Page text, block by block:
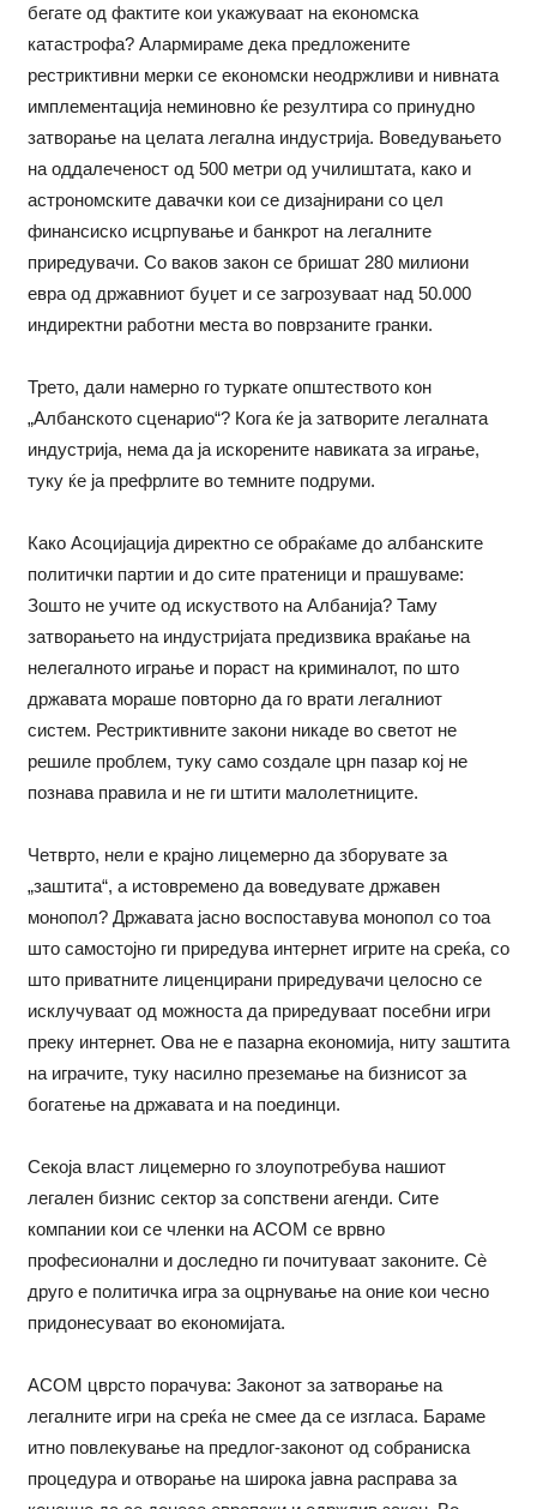
бегате од фактите кои укажуваат на економска
катастрофа? Алармираме дека предложените
рестриктивни мерки се економски неодржливи и нивната
имплементација неминовно ќе резултира со принудно
затворање на целата легална индустрија. Воведувањето
на оддалеченост од 500 метри од училиштата, како и
астрономските давачки кои се дизајнирани со цел
финансиско исцрпување и банкрот на легалните
приредувачи. Со ваков закон се бришат 280 милиони
евра од државниот буџет и се загрозуваат над 50.000
индиректни работни места во поврзаните гранки.
Трето, дали намерно го туркате општеството кон
„Албанското сценарио“? Кога ќе ја затворите легалната
индустрија, нема да ја искорените навиката за играње,
туку ќе ја префрлите во темните подруми.
Како Асоцијација директно се обраќаме до албанските
политички партии и до сите пратеници и прашуваме:
Зошто не учите од искуството на Албанија? Таму
затворањето на индустријата предизвика враќање на
нелегалното играње и пораст на криминалот, по што
државата мораше повторно да го врати легалниот
систем. Рестриктивните закони никаде во светот не
решиле проблем, туку само создале црн пазар кој не
познава правила и не ги штити малолетниците.
Четврто, нели е крајно лицемерно да зборувате за
„заштита“, а истовремено да воведувате државен
монопол? Државата јасно воспоставува монопол со тоа
што самостојно ги приредува интернет игрите на среќа, со
што приватните лиценцирани приредувачи целосно се
исклучуваат од можноста да приредуваат посебни игри
преку интернет. Ова не е пазарна економија, ниту заштита
на играчите, туку насилно преземање на бизнисот за
богатење на државата и на поединци.
Секоја власт лицемерно го злоупотребува нашиот
легален бизнис сектор за сопствени агенди. Сите
компании кои се членки на АСОМ се врвно
професионални и доследно ги почитуваат законите. Сè
друго е политичка игра за оцрнување на оние кои чесно
придонесуваат во економијата.
АСОМ цврсто порачува: Законот за затворање на
легалните игри на среќа не смее да се изгласа. Бараме
итно повлекување на предлог-законот од собраниска
процедура и отворање на широка јавна расправа за